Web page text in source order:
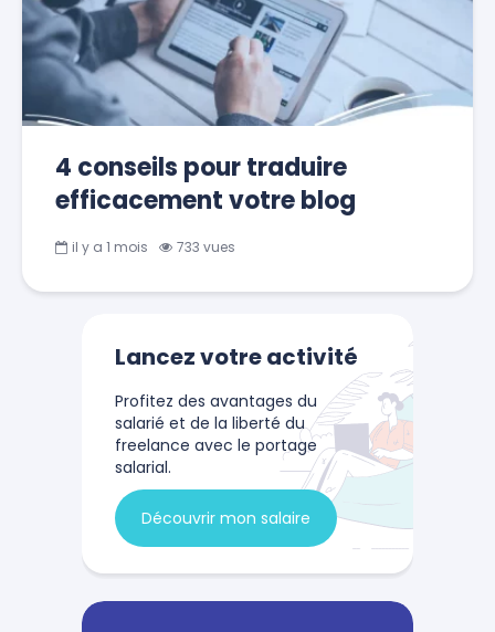
4 conseils pour traduire
efficacement votre blog
il y a 1 mois 733 vues
Lancez votre activité
Profitez des avantages du
salarié et de la liberté du
freelance avec le portage
salarial.
Découvrir mon salaire